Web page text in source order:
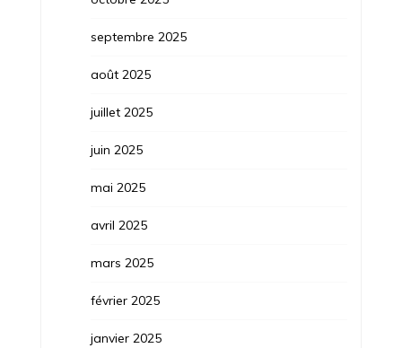
septembre 2025
août 2025
juillet 2025
juin 2025
mai 2025
avril 2025
mars 2025
février 2025
janvier 2025